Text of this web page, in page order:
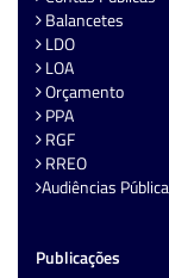
Balancetes
LDO
LOA
Orçamento
PPA
RGF
RREO
Audiências
Publicações